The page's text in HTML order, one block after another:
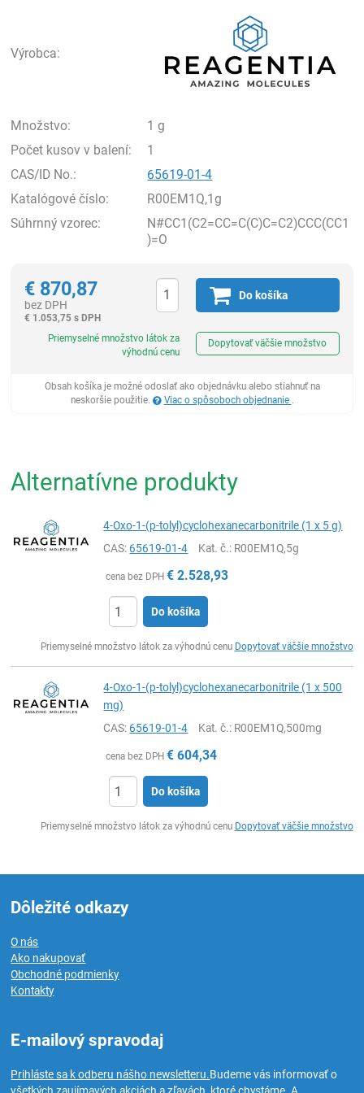
Výrobca:
Množstvo:
1 g
Počet kusov v balení:
1
CAS/ID No.:
65619-01-4
Katalógové číslo:
R00EM1Q,1g
Súhrnný vzorec:
N#CC1(C2=CC=C(C)C=C2)CCC(CC1
)=O
€ 870,87
bez DPH
€ 1.053,75 s DPH
Do košíka
Priemyselné množstvo látok za
výhodnú cenu
Dopytovať väčšie množstvo
Obsah košíka je možné odoslať ako objednávku alebo stiahnuť na
neskoršie použitie.
Viac o spôsoboch objednanie .
Alternatívne produkty
4-Oxo-1-(p-tolyl)cyclohexanecarbonitrile (1 x 5 g)
CAS:65619-01-4 Kat. č.: R00EM1Q,5g
cena bez DPH € 2.528,93
Do košíka
Priemyselné množstvo látok za výhodnú cenu Dopytovať väčšie množstvo
4-Oxo-1-(p-tolyl)cyclohexanecarbonitrile (1 x 500
mg)
CAS:65619-01-4 Kat. č.: R00EM1Q,500mg
cena bez DPH € 604,34
Do košíka
Priemyselné množstvo látok za výhodnú cenu Dopytovať väčšie množstvo
Dôležité odkazy
O nás
Ako nakupovať
Obchodné podmienky
Kontakty
E-mailový spravodaj
Prihláste sa k odberu nášho newsletteru.Budeme vás informovať o